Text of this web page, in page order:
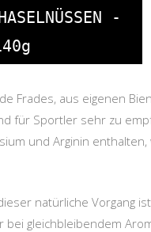
-
Frades, aus eigenen
für Sportler sehr zu
und Arginin
natürliche Vorgang
gleichbleibendem